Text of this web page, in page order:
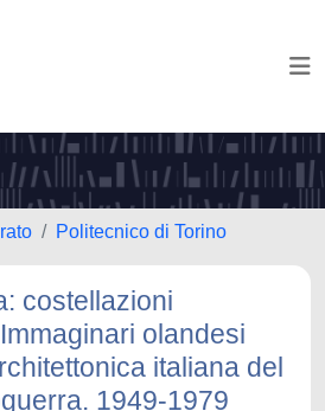
Politecnico di Torino
costellazioni
olandesi
italiana del
1949-1979